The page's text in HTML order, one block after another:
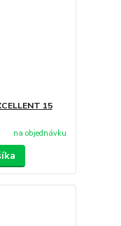
15
na objednávku